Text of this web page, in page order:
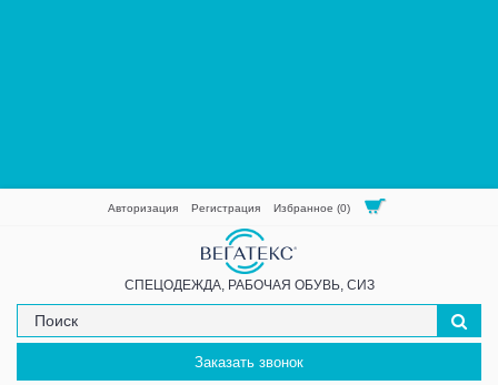
Авторизация Регистрация Избранное (0)
СПЕЦОДЕЖДА, РАБОЧАЯ ОБУВЬ, СИЗ
Заказать звонок